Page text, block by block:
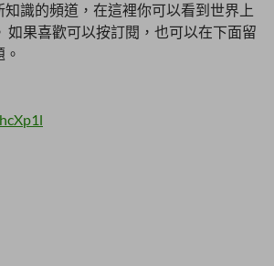
識的頻道，在這裡你可以看到世界上
如果喜歡可以按訂閱，也可以在下面留